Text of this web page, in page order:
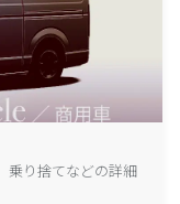
乗り捨てなどの詳細